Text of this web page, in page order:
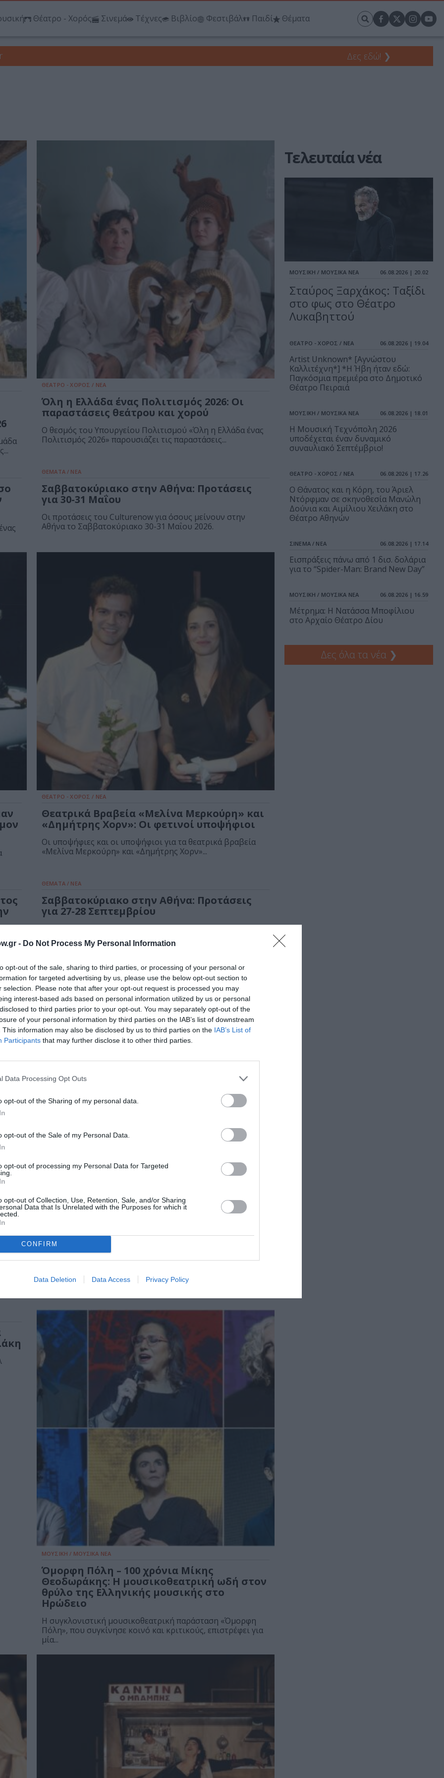
- Do Not Process My Personal Information
opt-out of the sale, sharing to third parties, or processing of your personal or
for targeted advertising by us, please use the below opt-out section to
selection. Please note that after your opt-out request is processed you may
interest-based ads based on personal information utilized by us or personal
to third parties prior to your opt-out. You may separately opt-out of the
of your personal information by third parties on the IAB’s list of downstream
This information may also be disclosed by us to third parties on the IAB’s List of
Participants that may further disclose it to other third parties.
Data Processing Opt Outs
opt-out of the Sharing of my personal data.
opt-out of the Sale of my Personal Data.
opt-out of processing my Personal Data for Targeted
opt-out of Collection, Use, Retention, Sale, and/or Sharing
Data that Is Unrelated with the Purposes for which it
CONFIRM
Data Deletion Data Access Privacy Policy
Θέατρο - Χορός Σινεμά Τέχνες Βιβλίο Φεστιβάλ Παιδί Θέματα
Δες εδώ! ❯
ΘΕΑΤΡΟ - ΧΟΡΟΣ / ΝΕΑ
Όλη η Ελλάδα ένας Πολιτισμός 2026: Οι
παραστάσεις θεάτρου και χορού
Ο θεσμός του Υπουργείου Πολιτισμού «Όλη η Ελλάδα ένας
Πολιτισμός 2026» παρουσιάζει τις παραστάσεις...
ΘΕΜΑΤΑ / ΝΕΑ
Σαββατοκύριακο στην Αθήνα: Προτάσεις
για 30-31 Μαΐου
Οι προτάσεις του Culturenow για όσους μείνουν στην
Αθήνα το Σαββατοκύριακο 30-31 Μαΐου 2026.
ΘΕΑΤΡΟ - ΧΟΡΟΣ / ΝΕΑ
Θεατρικά Βραβεία «Μελίνα Μερκούρη» και
«Δημήτρης Χορν»: Οι φετινοί υποψήφιοι
Οι υποψήφιες και οι υποψήφιοι για τα θεατρικά βραβεία
«Μελίνα Μερκούρη» και «Δημήτρης Χορν»...
ΘΕΜΑΤΑ / ΝΕΑ
Σαββατοκύριακο στην Αθήνα: Προτάσεις
για 27-28 Σεπτεμβρίου
Σαββατοκύριακο στην Αθήνα.
Η Ειρήνη Παπά στη μεγάλη οθόνη – Το
αφιέρωμα που έρχεται στην Ταινιοθήκη
Η Ταινιοθήκη της Ελλάδος, το Ίδρυμα Μιχάλης Κακογιάννης
παρουσιάζουν...
ΜΟΥΣΙΚΗ / ΜΟΥΣΙΚΑ ΝΕΑ
Όμορφη Πόλη – 100 χρόνια Μίκης
Θεοδωράκης: Η μουσικοθεατρική ωδή στον
θρύλο της Eλληνικής μουσικής στο
Ηρώδειο
Η συγκλονιστική μουσικοθεατρική παράσταση «Όμορφη
Πόλη», που συγκίνησε κοινό και κριτικούς, επιστρέφει για
μία...
Τελευταία νέα
ΜΟΥΣΙΚΗ / ΜΟΥΣΙΚΑ ΝΕΑ 06.08.2026 | 20.02
Σταύρος Ξαρχάκος: Ταξίδι
στο φως στο Θέατρο
Λυκαβηττού
ΘΕΑΤΡΟ - ΧΟΡΟΣ / ΝΕΑ 06.08.2026 | 19.04
Artist Unknown* [Αγνώστου
Καλλιτέχνη*] *Η Ήβη ήταν εδώ:
Παγκόσμια πρεμιέρα στο Δημοτικό
Θέατρο Πειραιά
ΜΟΥΣΙΚΗ / ΜΟΥΣΙΚΑ ΝΕΑ 06.08.2026 | 18.01
Η Μουσική Τεχνόπολη 2026
υποδέχεται έναν δυναμικό
συναυλιακό Σεπτέμβριο!
ΘΕΑΤΡΟ - ΧΟΡΟΣ / ΝΕΑ 06.08.2026 | 17.26
Ο Θάνατος και η Κόρη, του Άριελ
Ντόρφμαν σε σκηνοθεσία Μανώλη
Δούνια και Αιμίλιου Χειλάκη στο
Θέατρο Αθηνών
ΣΙΝΕΜΑ / ΝΕΑ 06.08.2026 | 17.14
Εισπράξεις πάνω από 1 δισ. δολάρια
για το “Spider-Man: Brand New Day”
ΜΟΥΣΙΚΗ / ΜΟΥΣΙΚΑ ΝΕΑ 06.08.2026 | 16.59
Μέτρημα: Η Νατάσσα Μποφίλιου
στο Αρχαίο Θέατρο Δίου
Δες όλα τα νέα ❯